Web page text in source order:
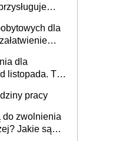
dla
dla
listopada. To
pracy
do zwolnienia
Jakie są